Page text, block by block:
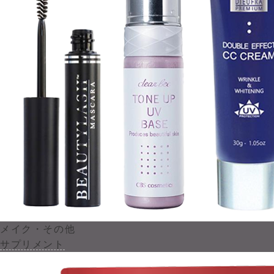
メイク・その他
サプリメント